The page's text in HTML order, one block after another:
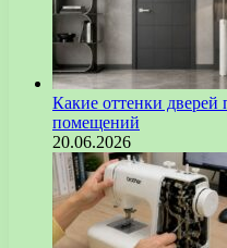
Какие оттенки дверей
помещений
20.06.2026